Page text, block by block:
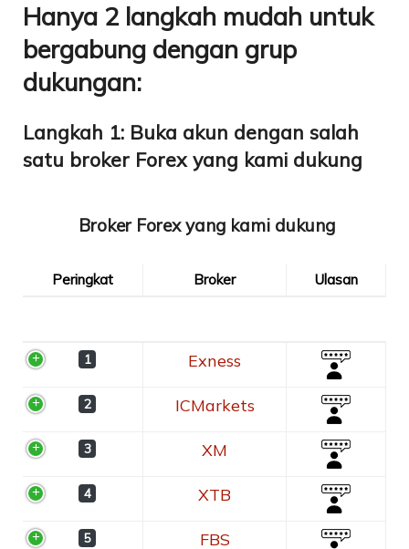
Hanya 2 langkah mudah untuk
bergabung dengan grup
dukungan:
Langkah 1: Buka akun dengan salah
satu broker Forex yang kami dukung
Broker Forex yang kami dukung
Peringkat Broker Ulasan
Peringkat Ulasan
1 Exness
2 ICMarkets
3 XM
4 XTB
5 FBS